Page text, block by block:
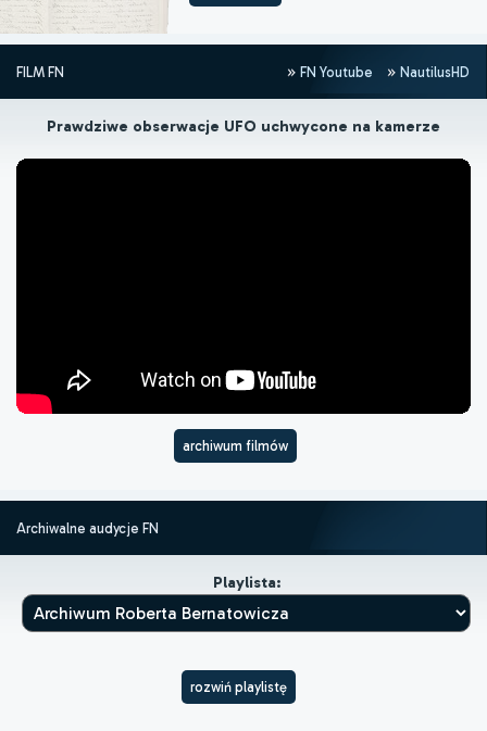
FILM FN FN Youtube NautilusHD
Prawdziwe obserwacje UFO uchwycone na kamerze
archiwum filmów
Archiwalne audycje FN
Playlista:
rozwiń playlistę